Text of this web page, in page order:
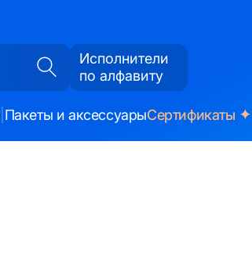
Исполнители
по алфавиту
Пакеты и аксессуарыСертификаты ✦